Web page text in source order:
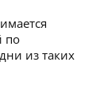
по
из таких